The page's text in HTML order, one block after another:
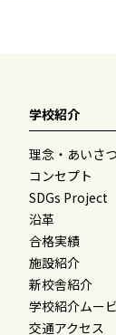
学校紹介
理念・あいさつ
コンセプト
SDGs Project
沿革
合格実績
施設紹介
新校舎紹介
学校紹介ムー
交通アクセス